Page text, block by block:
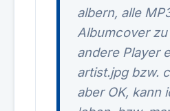
albern, alle
Albumcover zu
andere Player
artist.jpg bzw.
aber OK, kann